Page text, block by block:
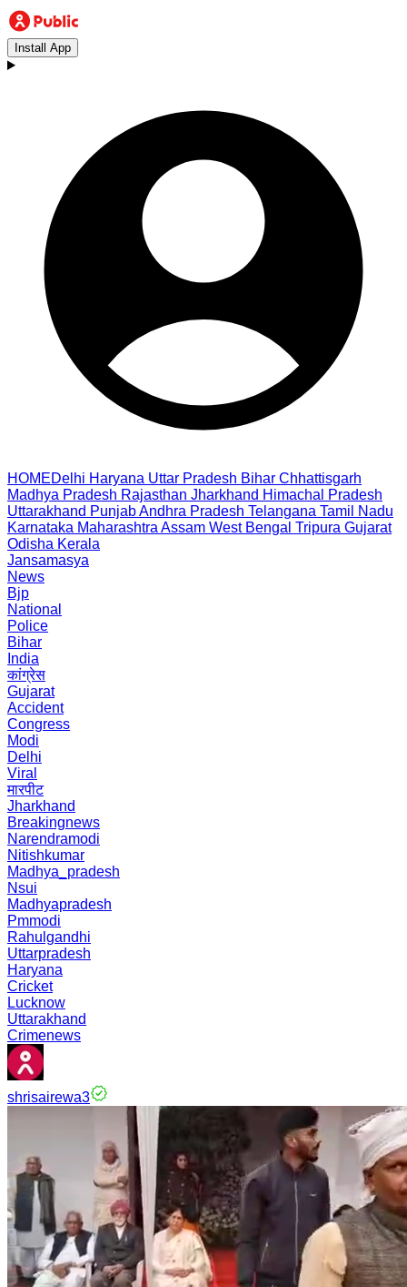
Install App
HOMEDelhi Haryana Uttar Pradesh Bihar Chhattisgarh
Madhya Pradesh Rajasthan Jharkhand Himachal Pradesh
Uttarakhand PunjabAndhra Pradesh Telangana Tamil Nadu
Karnataka Maharashtra Assam West Bengal Tripura Gujarat
Odisha Kerala
Jansamasya
News
Bjp
National
Police
Bihar
India
कांग्रेस
Gujarat
Accident
Congress
Modi
Delhi
Viral
मारपीट
Jharkhand
Breakingnews
Narendramodi
Nitishkumar
Madhya_pradesh
Nsui
Madhyapradesh
Pmmodi
Rahulgandhi
Uttarpradesh
Haryana
Cricket
Lucknow
Uttarakhand
Crimenews
shrisairewa3